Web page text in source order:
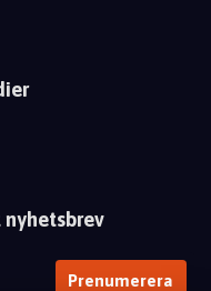
nyhetsbrev
Prenumerera